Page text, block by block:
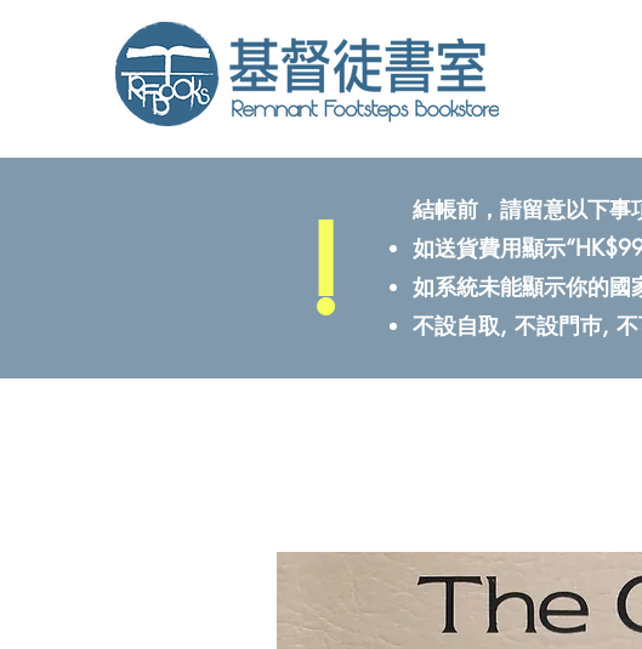
!
結帳前，請留意以下事
如送貨費用顯示
如系統未能顯示你的
不設自取, 不設門巿, 不